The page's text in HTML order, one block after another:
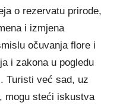
o rezervatu prirode,
i izmjena
očuvanja flore i
i zakona u pogledu
Turisti već sad, uz
mogu steći iskustva